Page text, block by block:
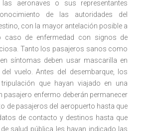
aeronaves o sus representantes
de las autoridades del
con la mayor antelación posible a
caso de enfermedad con signos de
Tanto los pasajeros sanos como
síntomas deben usar mascarilla en
vuelo. Antes del desembarque, los
que hayan viajado en una
pasajero enfermo deberán permanecer
de pasajeros del aeropuerto hasta que
de contacto y destinos hasta que
salud pública les hayan indicado las